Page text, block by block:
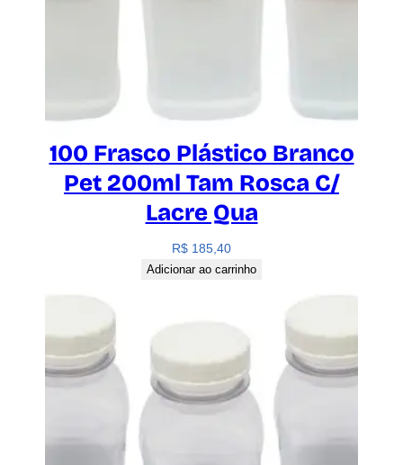
100 Frasco Plástico Branco
Pet 200ml Tam Rosca C/
Lacre Qua
R$ 185,40
Adicionar ao carrinho